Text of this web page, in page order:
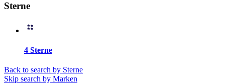
Sterne
4 Sterne
Back to search by Sterne
Skip search by Marken